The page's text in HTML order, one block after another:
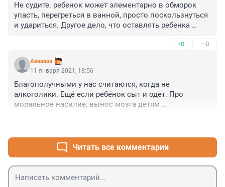
Не судите. ребенок может элементарно в обморок
упасть, перегреться в ванной, просто поскользнуться
и удариться. Другое дело, что оставлять ребенка
любят играть в воде, тащат туда кучу игрушек и могут
затихнуть играя, что и забудешь что в ванной кто-то
находится.
+0 –0
Ааааааа
11 января 2021, 18:56
Благополучными у нас считаются, когда не
алкоголики. Ещё если ребёнок сыт и одет. Про
моральное насилие, вынос мозга детям
Читать все комментарии